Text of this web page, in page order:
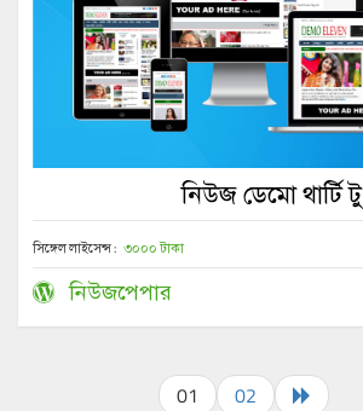
নিউজ ডেমো থার্টি টু
সিঙ্গেল লাইসেন্স : ৩০০০ টাকা
নিউজপেপার
01 02